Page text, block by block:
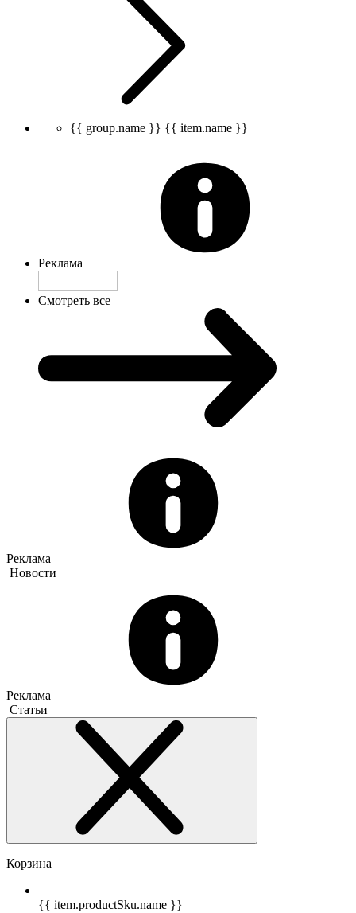
{{ group.name }} {{ item.name }}
Реклама
Смотреть все
Реклама
Новости
Реклама
Статьи
Корзина
{{ item.productSku.name }}